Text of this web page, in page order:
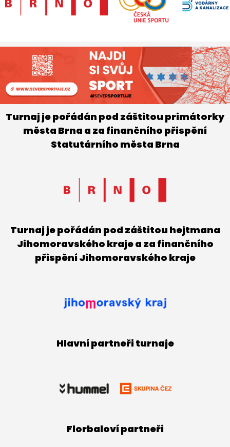
Turnaj je pořádán pod záštitou primátorky
města Brna a za finančního přispění
Statutárního města Brna
Turnaj je pořádán pod záštitou hejtmana
Jihomoravského kraje a za finančního
přispění Jihomoravského kraje
Hlavní partneři turnaje
Florbaloví partneři